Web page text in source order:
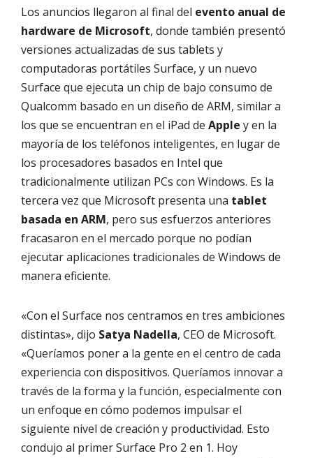
Los anuncios llegaron al final del evento anual de
hardware de Microsoft, donde también presentó
versiones actualizadas de sus tablets y
computadoras portátiles Surface, y un nuevo
Surface que ejecuta un chip de bajo consumo de
Qualcomm basado en un diseño de ARM, similar a
los que se encuentran en el iPad de Apple y en la
mayoría de los teléfonos inteligentes, en lugar de
los procesadores basados en Intel que
tradicionalmente utilizan PCs con Windows. Es la
tercera vez que Microsoft presenta una tablet
basada en ARM, pero sus esfuerzos anteriores
fracasaron en el mercado porque no podían
ejecutar aplicaciones tradicionales de Windows de
manera eficiente.
«Con el Surface nos centramos en tres ambiciones
distintas», dijo Satya Nadella, CEO de Microsoft.
«Queríamos poner a la gente en el centro de cada
experiencia con dispositivos. Queríamos innovar a
través de la forma y la función, especialmente con
un enfoque en cómo podemos impulsar el
siguiente nivel de creación y productividad. Esto
condujo al primer Surface Pro 2 en 1. Hoy